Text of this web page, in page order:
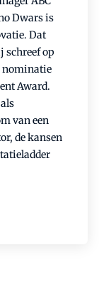
Dwars is
Dat
schreef op
nominatie
Award.
van een
de kansen